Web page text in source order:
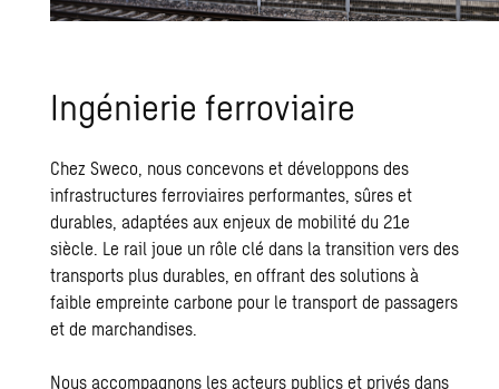
Ingénierie ferroviaire
Chez Sweco, nous concevons et développons des
infrastructures ferroviaires performantes, sûres et
durables, adaptées aux enjeux de mobilité du 21e
siècle. Le rail joue un rôle clé dans la transition vers des
transports plus durables, en offrant des solutions à
faible empreinte carbone pour le transport de passagers
et de marchandises.
Nous accompagnons les acteurs publics et privés dans